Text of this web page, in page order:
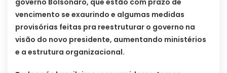
vencimento se exaurindo e algumas medidas
provisórias feitas pra reestruturar o governo na
visão do novo presidente, aumentando ministérios
e a estrutura organizacional.